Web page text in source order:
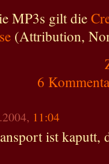
MP3s gilt die
(Attribution,
6
11:04
ist kaputt,